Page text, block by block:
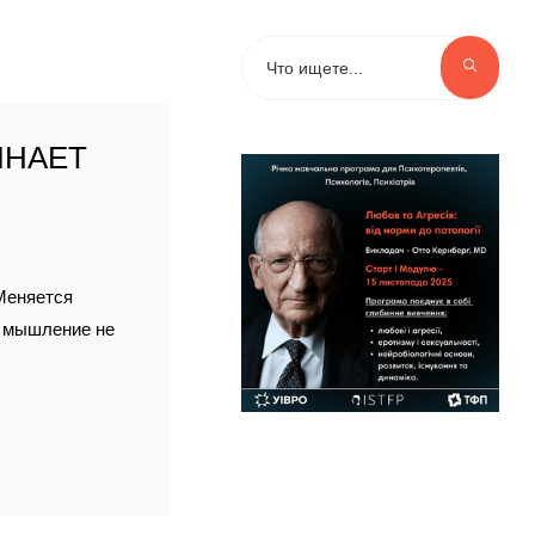
мышление не